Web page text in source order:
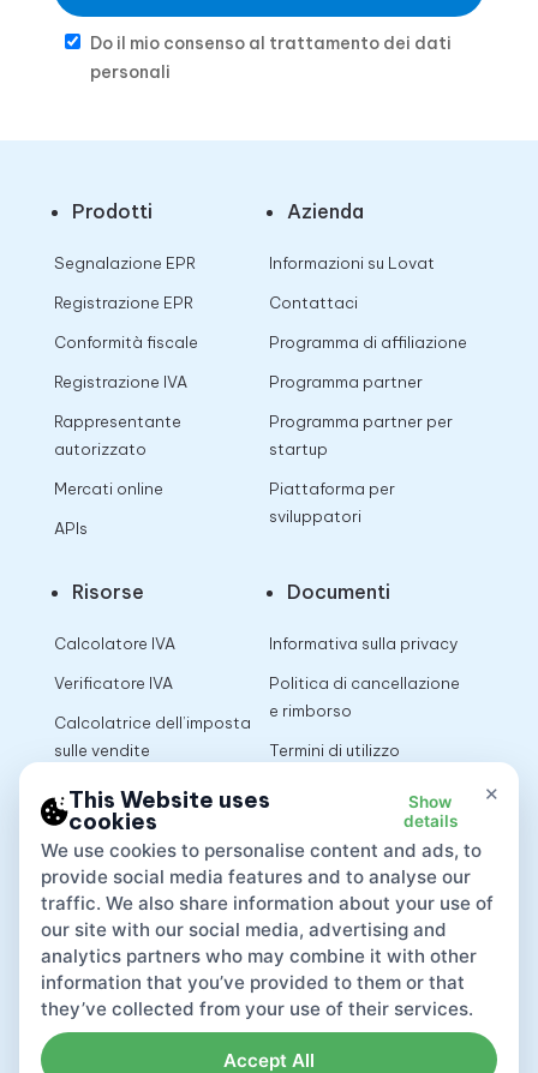
Do il mio consenso al trattamento dei dati
personali
Prodotti
Segnalazione EPR
Registrazione EPR
Conformità fiscale
Registrazione IVA
Rappresentante
autorizzato
Mercati online
APIs
Azienda
Informazioni su Lovat
Contattaci
Programma di affiliazione
Programma partner
Programma partner per
startup
Piattaforma per
sviluppatori
Risorse
Calcolatore IVA
Verificatore IVA
Calcolatrice dell’imposta
sulle vendite
Documenti
Informativa sulla privacy
Politica di cancellazione
e rimborso
Termini di utilizzo
×
This Website uses
cookies
Show
details
We use cookies to personalise content and ads, to
provide social media features and to analyse our
traffic. We also share information about your use of
our site with our social media, advertising and
analytics partners who may combine it with other
information that you’ve provided to them or that
they’ve collected from your use of their services.
Accept All